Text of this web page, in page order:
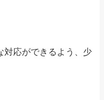
応ができるよう、少